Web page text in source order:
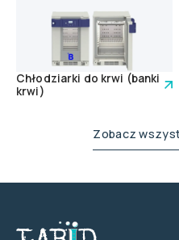
Chłodziarki do krwi (banki
krwi)
Zobacz